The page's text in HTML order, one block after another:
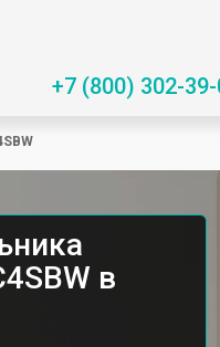
+7 (800) 302-
в